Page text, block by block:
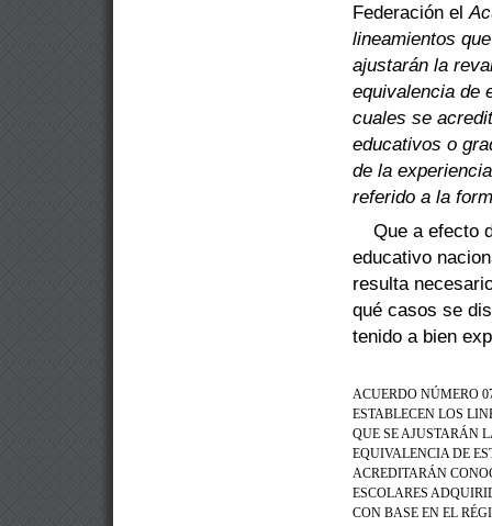
Federación el
lineamientos
ajustarán la
equivalencia de
cuales se
educativos o
de la
referido a la
Que a efecto
educativo
resulta
qué casos se
tenido a bien
ACUERDO NÚMERO
ESTABLECEN LOS
QUE SE AJUSTARÁN
EQUIVALENCIA DE
ACREDITARÁN
ESCOLARES
CON BASE EN EL